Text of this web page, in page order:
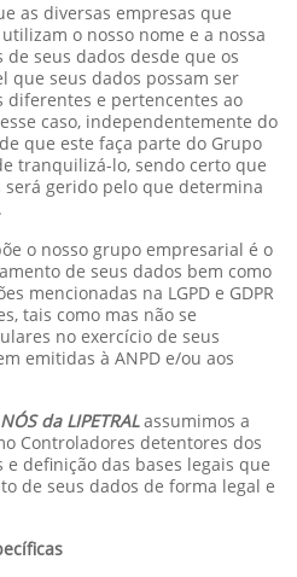
as diversas empresas que
o nosso nome e a nossa
de seus dados desde que os
que seus dados possam ser
diferentes e pertencentes ao
caso, independentemente do
que este faça parte do Grupo
tranquilizá-lo, sendo certo que
gerido pelo que determina
o nosso grupo empresarial é o
de seus dados bem como
mencionadas na LGPD e GDPR
tais como mas não se
no exercício de seus
emitidas à ANPD e/ou aos
NÓS da LIPETRALassumimos a
Controladores detentores dos
definição das bases legais que
de seus dados de forma legal e